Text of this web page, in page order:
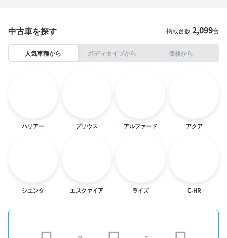
中古車を探す 掲載台数2,099台
人気車種から ボディタイプから 価格から
ハリアー プリウス アルファード アクア
シエンタ エスクァイア ライズ C-HR